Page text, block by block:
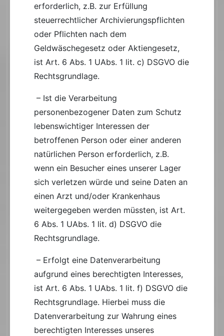
erforderlich, z.B. zur Erfüllung
steuerrechtlicher Archivierungspflichten
oder Pflichten nach dem
Geldwäschegesetz oder Aktiengesetz,
ist Art. 6 Abs. 1 UAbs. 1 lit. c) DSGVO die
Rechtsgrundlage.
– Ist die Verarbeitung
personenbezogener Daten zum Schutz
lebenswichtiger Interessen der
betroffenen Person oder einer anderen
natürlichen Person erforderlich, z.B.
wenn ein Besucher eines unserer Lager
sich verletzen würde und seine Daten an
einen Arzt und/oder Krankenhaus
weitergegeben werden müssten, ist Art.
6 Abs. 1 UAbs. 1 lit. d) DSGVO die
Rechtsgrundlage.
– Erfolgt eine Datenverarbeitung
aufgrund eines berechtigten Interesses,
ist Art. 6 Abs. 1 UAbs. 1 lit. f) DSGVO die
Rechtsgrundlage. Hierbei muss die
Datenverarbeitung zur Wahrung eines
berechtigten Interesses unseres